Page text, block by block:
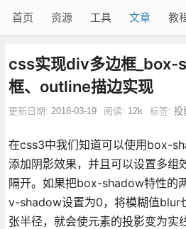
首页 资源 工具 文章 教
css实现div多边框_box-
框、outline描边实现
更新日期: 2018-03-19 阅读: 12k 标签: 投
在css3中我们知道可以使用box-
添加阴影效果，并且可以设置多组
隔开。如果把box-shadow特性的
v-shadow设置为0，将模糊值blur
张半径，就会使元素的投影变为实